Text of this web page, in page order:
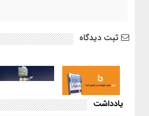
ثبت دیدگاه
یادداشت